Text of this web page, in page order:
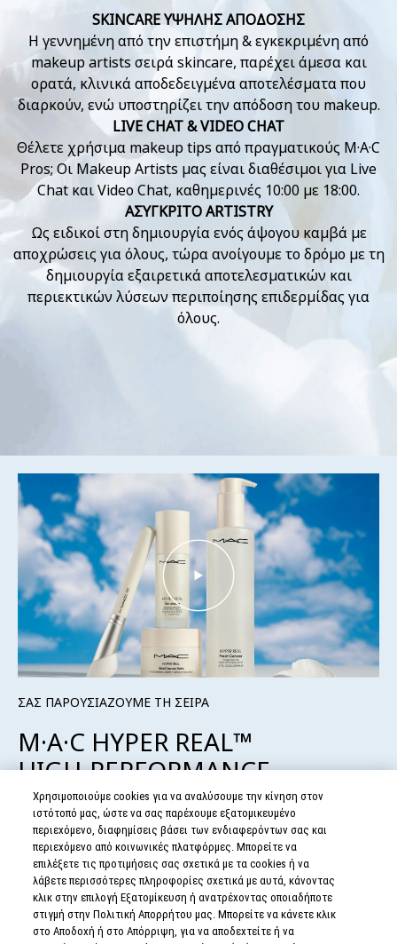
SKINCARE ΥΨΗΛΗΣ ΑΠΟΔΟΣΗΣ
Η γεννημένη από την επιστήμη & εγκεκριμένη από
makeup artists σειρά skincare, παρέχει άμεσα και
ορατά, κλινικά αποδεδειγμένα αποτελέσματα που
διαρκούν, ενώ υποστηρίζει την απόδοση του makeup.
LIVE CHAT & VIDEO CHAT
Θέλετε χρήσιμα makeup tips από πραγματικούς M·A·C
Pros; Οι Makeup Artists μας είναι διαθέσιμοι για Live
Chat και Video Chat, καθημερινές 10:00 με 18:00.
ΑΣΥΓΚΡΙΤΟ ARTISTRY
Ως ειδικοί στη δημιουργία ενός άψογου καμβά με
αποχρώσεις για όλους, τώρα ανοίγουμε το δρόμο με τη
δημιουργία εξαιρετικά αποτελεσματικών και
περιεκτικών λύσεων περιποίησης επιδερμίδας για
όλους.
ΣΑΣ ΠΑΡΟΥΣΙΑΖΟΥΜΕ ΤΗ ΣΕΙΡΑ
M·A·C HYPER REAL™
HIGH-PERFORMANCE
SKINCARE
Γνωρίστε τη ΝΕΑ μας σειρά skincare
υψηλής απόδοσης που σχεδιάστηκε για
να βελτιώσει την εμφάνιση της
επιδερμίδας,για έναν τέλεια
προετοιμασμένο, makeup-ready καμβά.
Χρησιμοποιούμε cookies για να αναλύσουμε την κίνηση στον
ιστότοπό μας, ώστε να σας παρέχουμε εξατομικευμένο
περιεχόμενο, διαφημίσεις βάσει των ενδιαφερόντων σας και
περιεχόμενο από κοινωνικές πλατφόρμες. Μπορείτε να
επιλέξετε τις προτιμήσεις σας σχετικά με τα cookies ή να
λάβετε περισσότερες πληροφορίες σχετικά με αυτά, κάνοντας
κλικ στην επιλογή Εξατομίκευση ή ανατρέχοντας οποιαδήποτε
στιγμή στην Πολιτική Απορρήτου μας. Μπορείτε να κάνετε κλικ
στο Αποδοχή ή στο Απόρριψη, για να αποδεχτείτε ή να